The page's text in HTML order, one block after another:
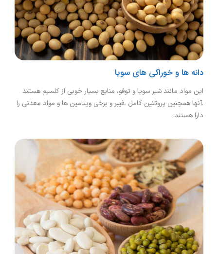
دانه ها و خوراکی های سویا
این مواد مانند شیر سویا و توفو، منابع بسیار خوبی از کلسیم هستند
.آنها همچنین پروتئین کامل ،فیبر و برخی ویتامین ها و مواد معدنی را
دارا هستند.